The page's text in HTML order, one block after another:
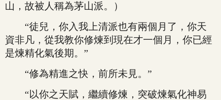
山，故被人稱為茅山派。）
“徒兒，你入我上清派也有兩個月了，你天
資非凡，從我教你修煉到現在才一個月，你已經
是煉精化氣後期。”
“修為精進之快，前所未見。”
“以你之天賦，繼續修煉，突破煉氣化神易